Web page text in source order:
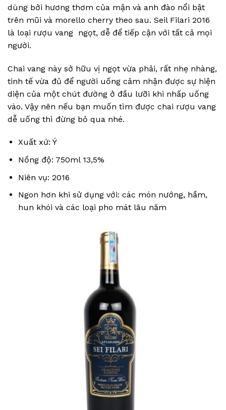
dùng bởi hương thơm của mận và anh đào nổi bật
trên mũi và morello cherry theo sau. Seil Filari 2016
là loại rượu vang ngọt, dễ để tiếp cận với tất cả mọi
người.
Chai vang này sở hữu vị ngọt vừa phải, rất nhẹ nhàng,
tinh tế vừa đủ để người uống cảm nhận được sự hiện
diện của một chút đường ở đầu lưỡi khi nhấp uống
vào. Vậy nên nếu bạn muốn tìm được chai rượu vang
dễ uống thì đừng bỏ qua nhé.
Xuất xứ: Ý
Nồng độ: 750ml 13,5%
Niên vụ: 2016
Ngon hơn khi sử dụng với: các món nướng, hầm,
hun khói và các loại pho mát lâu năm